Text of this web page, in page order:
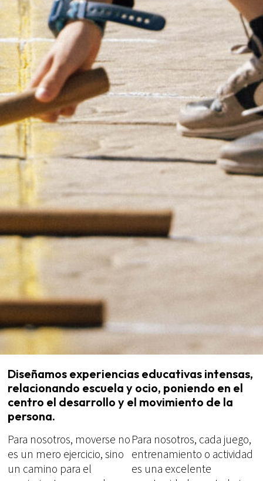
Diseñamos experiencias educativas intensas,
relacionando escuela y ocio, poniendo en el
centro el desarrollo y el movimiento de la
persona.
Para nosotros, moverse no
es un mero ejercicio, sino
un camino para el
Para nosotros, cada juego,
entrenamiento o actividad
es una excelente